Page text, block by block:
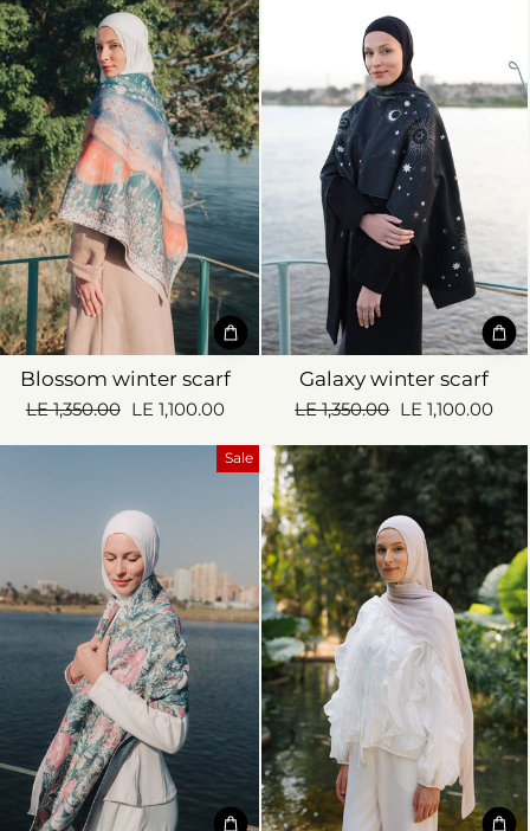
Blossom winter scarf
Regular
LE 1,350.00 Sale
LE 1,100.00
Galaxy winter scarf
Regular
LE 1,350.00 Sale
LE 1,100.00
Sale